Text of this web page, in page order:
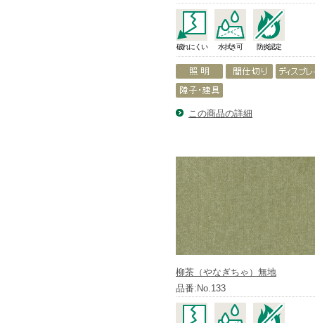
破れにくい 水拭き可 防炎認定
この商品の詳細
柳茶（やなぎちゃ）無地
品番:No.133